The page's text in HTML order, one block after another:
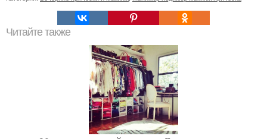
Читайте также